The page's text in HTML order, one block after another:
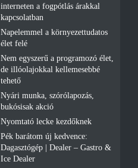
interneten a fogpótlás árakkal
kapcsolatban
Napelemmel a környezettudatos
élet felé
Nem egyszerű a programozó élet,
de illóolajokkal kellemesebbé
tehető
Nyári munka, szórólapozás,
bukósisak akció
Nyomtató lecke kezdőknek
Pék barátom új kedvence:
Dagasztógép | Dealer – Gastro &
Ice Dealer